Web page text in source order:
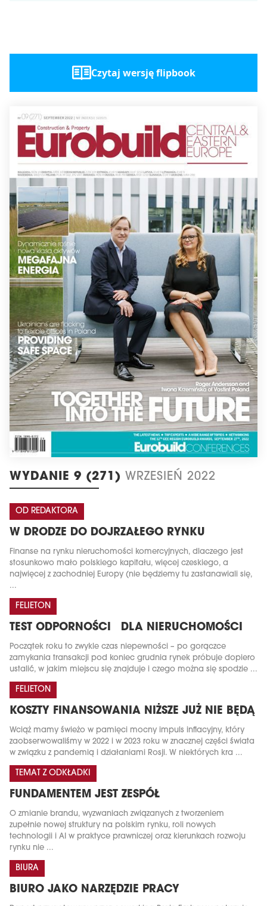
Czytaj wersję flipbook
WYDANIE 9 (271) WRZESIEŃ 2022
OD REDAKTORA
W DRODZE DO DOJRZAŁEGO RYNKU
Finanse na rynku nieruchomości komercyjnych, dlaczego jest
stosunkowo mało polskiego kapitału, więcej czeskiego, a
najwięcej z zachodniej Europy (nie będziemy tu zastanawiali się,
...
FELIETON
TEST ODPORNOŚCI DLA NIERUCHOMOŚCI
Początek roku to zwykle czas niepewności – po gorączce
zamykania transakcji pod koniec grudnia rynek próbuje dopiero
ustalić, w jakim miejscu się znajduje i czego można się spodzie ...
FELIETON
KOSZTY FINANSOWANIA NIŻSZE JUŻ NIE BĘDĄ
Wciąż mamy świeżo w pamięci mocny impuls inflacyjny, który
zaobserwowaliśmy w 2022 i w 2023 roku w znacznej części świata
w związku z pandemią i działaniami Rosji. W niektórych kra ...
TEMAT Z ODKŁADKI
FUNDAMENTEM JEST ZESPÓŁ
O zmianie brandu, wyzwaniach związanych z tworzeniem
zupełnie nowej struktury na polskim rynku, roli nowych
technologii i AI w praktyce prawniczej oraz kierunkach rozwoju
rynku nie ...
BIURA
BIURO JAKO NARZĘDZIE PRACY